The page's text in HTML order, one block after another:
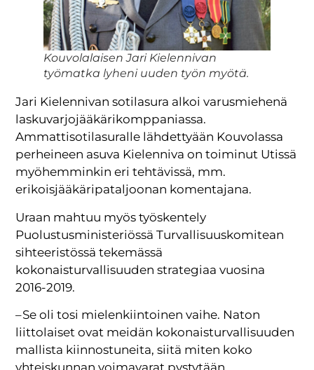
Kouvolalaisen Jari Kielennivan
työmatka lyheni uuden työn myötä.
Jari Kielennivan sotilasura alkoi varusmiehenä
laskuvarjojääkärikomppaniassa.
Ammattisotilasuralle lähdettyään Kouvolassa
perheineen asuva Kielenniva on toiminut Utissä
myöhemminkin eri tehtävissä, mm.
erikoisjääkäripataljoonan komentajana.
Uraan mahtuu myös työskentely
Puolustusministeriössä Turvallisuuskomitean
sihteeristössä tekemässä
kokonaisturvallisuuden strategiaa vuosina
2016-2019.
– Se oli tosi mielenkiintoinen vaihe. Naton
liittolaiset ovat meidän kokonaisturvallisuuden
mallista kiinnostuneita, siitä miten koko